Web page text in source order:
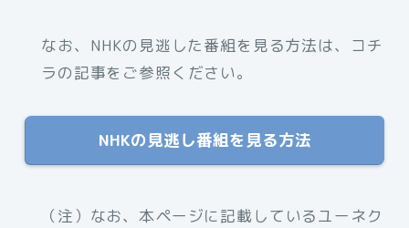
なお、NHKの見逃した番組を見る方法は、コチ
ラの記事をご参照ください。
NHKの見逃し番組を見る方法
（注） なお、本ページに記載しているユーネク